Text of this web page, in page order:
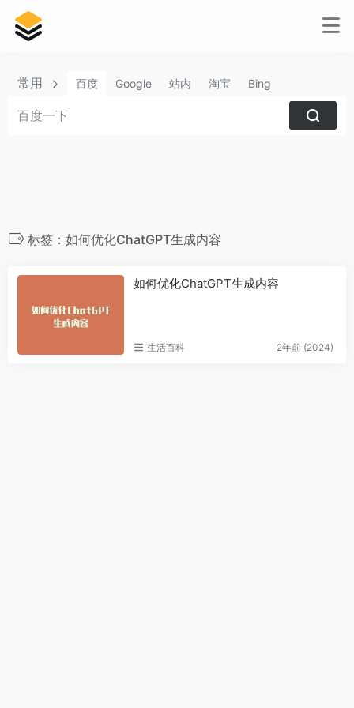
常用 百度 Google 站内 淘宝 Bing
标签：如何优化ChatGPT生成内容
如何优化ChatGPT生成内容
生活百科 2年前 (2024)